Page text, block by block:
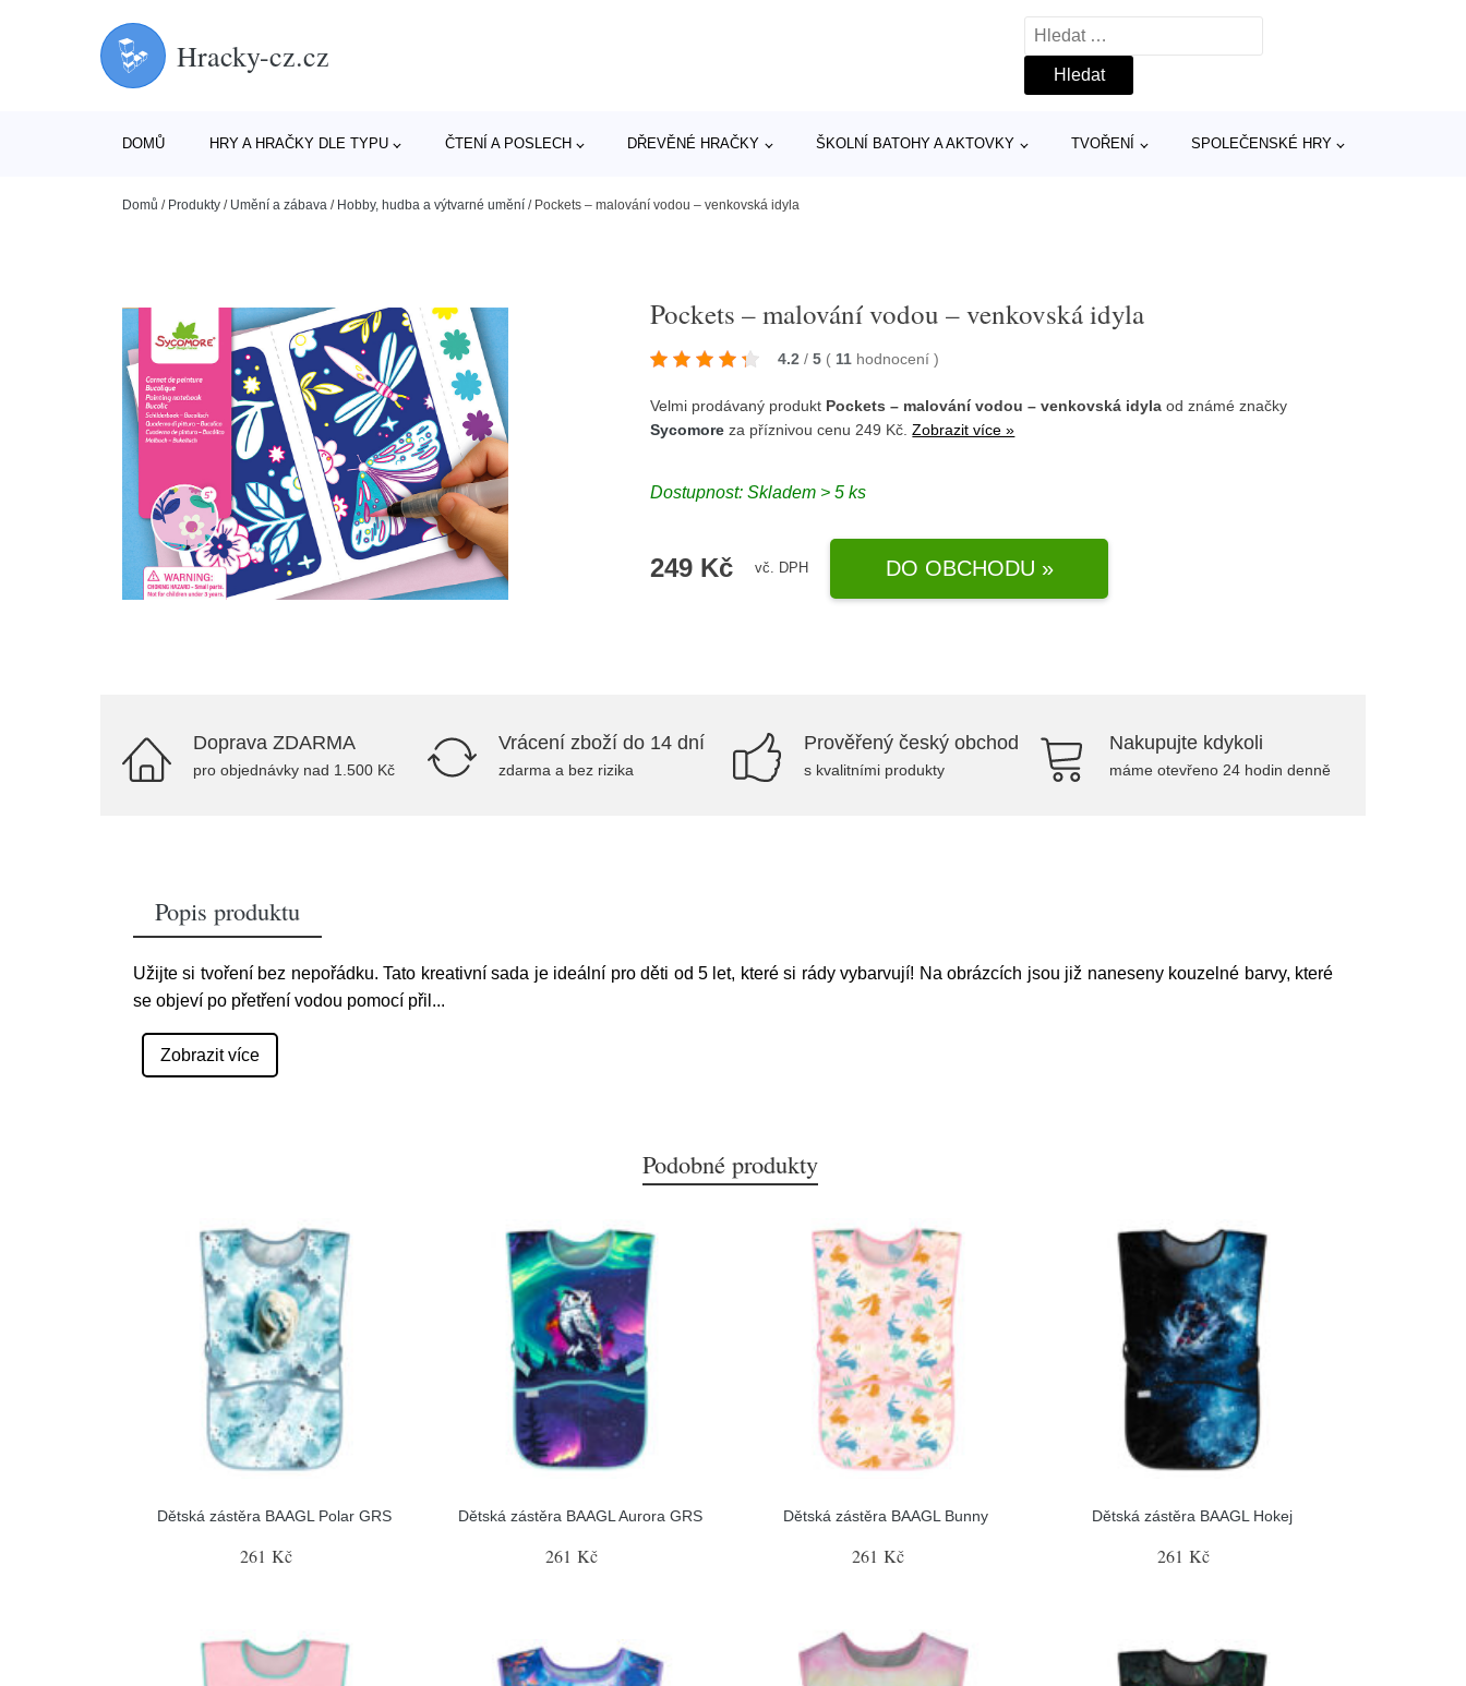
Hracky-cz.cz
Vyhledávání
DOMŮ HRY A HRAČKY DLE TYPU ČTENÍ A POSLECH DŘEVĚNÉ HRAČKY ŠKOLNÍ BATOHY A AKTOVKY TVOŘENÍ SPOLEČENSKÉ HRY
Domů / Produkty / Umění a zábava / Hobby, hudba a výtvarné umění / Pockets – malování vodou – venkovská idyla
Pockets – malování vodou – venkovská idyla
4.2 / 5 ( 11 hodnocení)
Velmi prodávaný produkt Pockets – malování vodou – venkovská idyla od známé značky
Sycomore za příznivou cenu 249 Kč.Zobrazit více »
Dostupnost: Skladem > 5 ks
249 Kč vč. DPH DO OBCHODU »
Doprava ZDARMA
pro objednávky nad 1.500 Kč
Vrácení zboží do 14 dní
zdarma a bez rizika
Prověřený český obchod
s kvalitními produkty
Nakupujte kdykoli
máme otevřeno 24 hodin denně
Popis produktu
Užijte si tvoření bez nepořádku. Tato kreativní sada je ideální pro děti od 5 let, které si rády vybarvují! Na obrázcích jsou již naneseny kouzelné barvy, které
se objeví po přetření vodou pomocí přil ...
Zobrazit více
Podobné produkty
Dětská zástěra BAAGL Polar GRS
261 Kč
Dětská zástěra BAAGL Aurora GRS
261 Kč
Dětská zástěra BAAGL Bunny
261 Kč
Dětská zástěra BAAGL Hokej
261 Kč